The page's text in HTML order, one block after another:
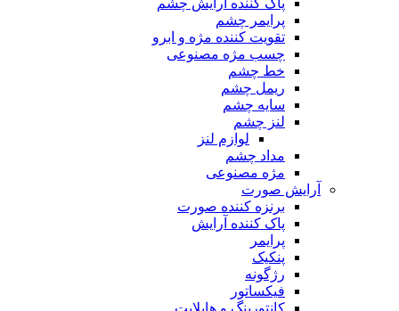
پرایمر چشم
تقویت کننده مژه و ابرو
چسب مژه مصنوعی
خط چشم
ریمل چشم
سایه چشم
لنز چشم
لوازم لنز
مداد چشم
مژه مصنوعی
آرایش صورت
برنزه کننده صورت
پاک کننده آرایش
پرایمر
پنکیک
رژگونه
فیکساتور
کانتورینگ و هایلایت